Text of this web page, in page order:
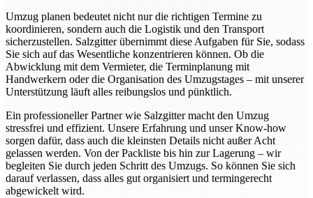
Umzug planen bedeutet nicht nur die richtigen Termine zu
koordinieren, sondern auch die Logistik und den Transport
sicherzustellen. Salzgitter übernimmt diese Aufgaben für Sie, sodass
Sie sich auf das Wesentliche konzentrieren können. Ob die
Abwicklung mit dem Vermieter, die Terminplanung mit
Handwerkern oder die Organisation des Umzugstages – mit unserer
Unterstützung läuft alles reibungslos und pünktlich.
Ein professioneller Partner wie Salzgitter macht den Umzug
stressfrei und effizient. Unsere Erfahrung und unser Know-how
sorgen dafür, dass auch die kleinsten Details nicht außer Acht
gelassen werden. Von der Packliste bis hin zur Lagerung – wir
begleiten Sie durch jeden Schritt des Umzugs. So können Sie sich
darauf verlassen, dass alles gut organisiert und termingerecht
abgewickelt wird.